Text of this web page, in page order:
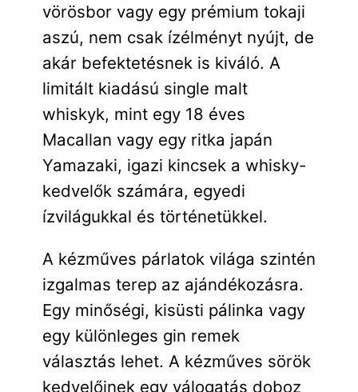
vörösbor vagy egy prémium tokaji
aszú, nem csak ízélményt nyújt, de
akár befektetésnek is kiváló. A
limitált kiadású single malt
whiskyk, mint egy 18 éves
Macallan vagy egy ritka japán
Yamazaki, igazi kincsek a whisky-
kedvelők számára, egyedi
ízvilágukkal és történetükkel.
A kézműves párlatok világa szintén
izgalmas terep az ajándékozásra.
Egy minőségi, kisüsti pálinka vagy
egy különleges gin remek
választás lehet. A kézműves sörök
kedvelőinek egy válogatás doboz